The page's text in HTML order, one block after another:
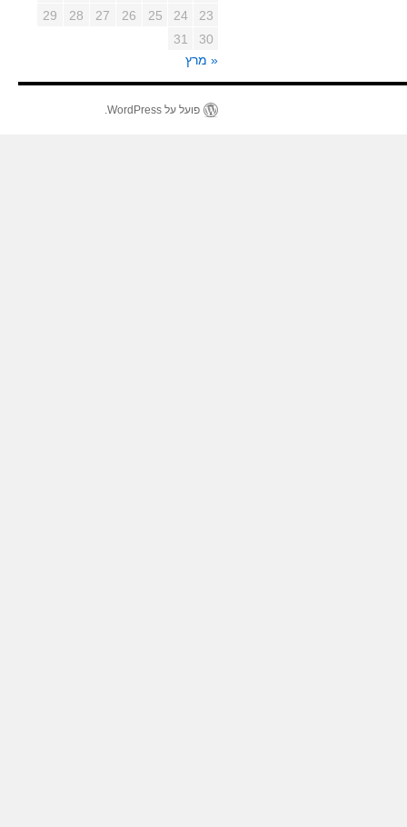
23
24
25
26
27
28
29
30
31
« מרץ
פועל על WordPress.